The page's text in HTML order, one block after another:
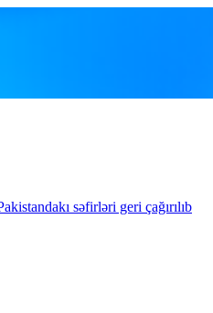
səfirləri geri çağırılıb